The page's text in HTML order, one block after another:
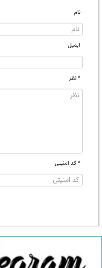
نام
ایمیل
* نظر
* کد امنیتی